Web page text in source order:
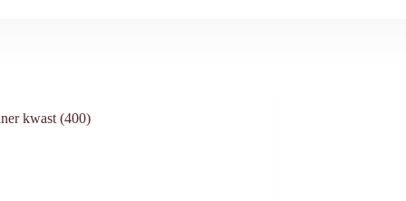
kwast (400)